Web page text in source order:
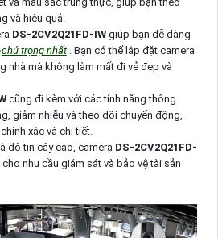
và hiệu quả.
DS-2CV2Q21FD-IW giúp bạn dễ dàng
chú trọng nhất. Bạn có thể lắp đặt camera
nhà mà không làm mất đi vẻ đẹp và
cũng đi kèm với các tính năng thông
giảm nhiễu và theo dõi chuyển động,
xác và chi tiết.
độ tin cậy cao, camera DS-2CV2Q21FD-
nhu cầu giám sát và bảo vệ tài sản